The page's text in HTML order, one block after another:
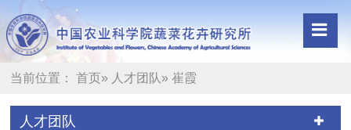
当前位置： 首页» 人才团队 » 崔霞
人才团队